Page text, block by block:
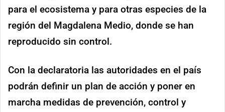
para el ecosistema y para otras especies de la
región del Magdalena Medio, donde se han
reproducido sin control.
Con la declaratoria las autoridades en el país
podrán definir un plan de acción y poner en
marcha medidas de prevención, control y